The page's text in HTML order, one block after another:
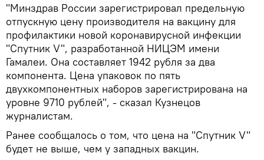
"Минздрав России зарегистрировал предельную
отпускную цену производителя на вакцину для
профилактики новой коронавирусной инфекции
"Спутник V", разработанной НИЦЭМ имени
Гамалеи. Она составляет 1942 рубля за два
компонента. Цена упаковок по пять
двухкомпонентных наборов зарегистрирована на
уровне 9710 рублей", - сказал Кузнецов
журналистам.
Ранее сообщалось о том, что цена на "Спутник V"
будет не выше, чем у западных вакцин.